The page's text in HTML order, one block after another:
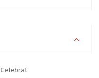
Celebrat